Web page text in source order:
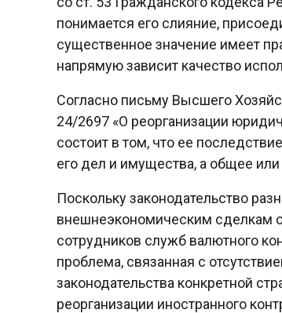
понимается его слияние,
существенное значение имеет
напрямую зависит качество
Согласно письму Высшего
24/2697 «О реорганизации
состоит в том, что ее
его дел и имущества, а общее
Поскольку законодательство
внешнеэкономическим сделкам
сотрудников служб валютного
проблема, связанная с
законодательства конкретной
реорганизации иностранного